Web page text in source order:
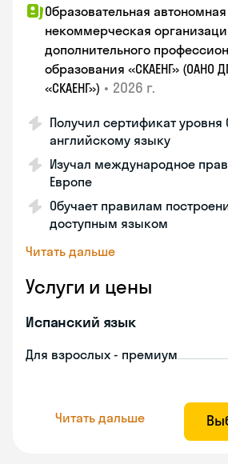
Образовательная автономная
некоммерческая
дополнительного
образования «СКАЕНГ» (ОАНО
«СКАЕНГ») • 2026 г.
Получил сертификат уровня
английскому языку
Изучал международное
Европе
Обучает правилам
доступным языком
Читать дальше
Услуги и цены
Испанский язык
Для взрослых - премиум
Читать дальше